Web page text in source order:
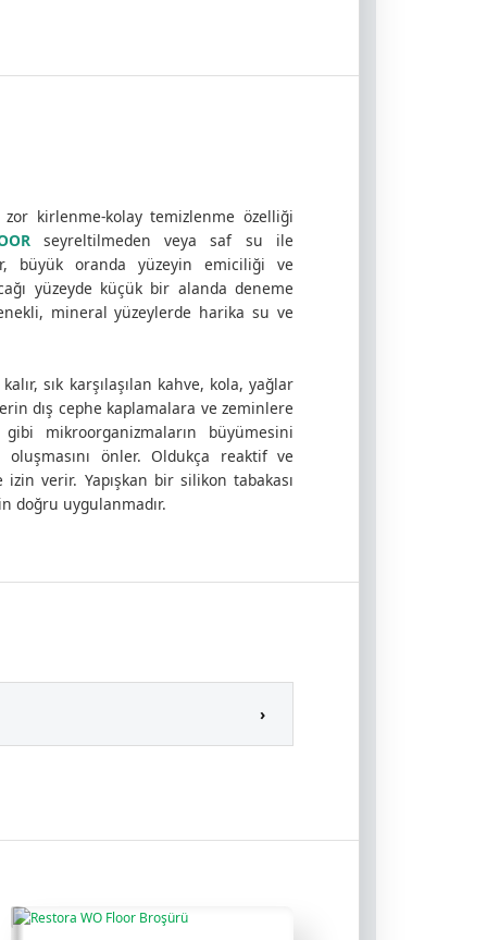
kirlenme-kolay temizlenme özelliği
seyreltilmeden veya saf su ile
büyük oranda yüzeyin emiciliği ve
yüzeyde küçük bir alanda deneme
mineral yüzeylerde harika su ve
sık karşılaşılan kahve, kola, yağlar
dış cephe kaplamalara ve zeminlere
mikroorganizmaların büyümesini
oluşmasını önler. Oldukça reaktif ve
verir. Yapışkan bir silikon tabakası
doğru uygulanmadır.
›